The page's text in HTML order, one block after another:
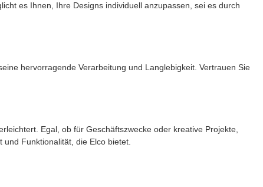
es Ihnen, Ihre Designs individuell anzupassen, sei es durch
hervorragende Verarbeitung und Langlebigkeit. Vertrauen Sie
Egal, ob für Geschäftszwecke oder kreative Projekte,
Funktionalität, die Elco bietet.